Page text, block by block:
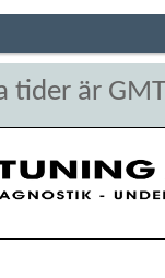
tider är